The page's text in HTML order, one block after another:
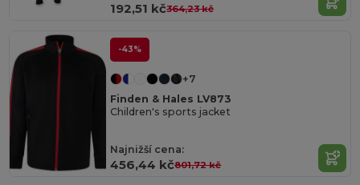
192,51 kč364,23 kč
-43%
+7
Finden & Hales LV873
Children's sports jacket
Najnižší cena:
456,44 kč801,72 kč